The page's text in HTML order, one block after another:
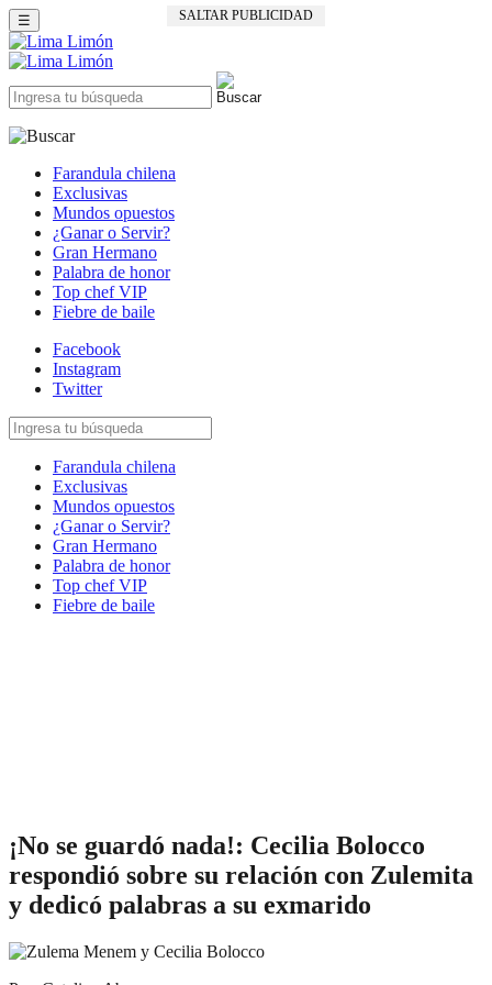
SALTAR PUBLICIDAD
☰
Farandula chilena
Exclusivas
Mundos opuestos
¿Ganar o Servir?
Gran Hermano
Palabra de honor
Top chef VIP
Fiebre de baile
Facebook
Instagram
Twitter
Farandula chilena
Exclusivas
Mundos opuestos
¿Ganar o Servir?
Gran Hermano
Palabra de honor
Top chef VIP
Fiebre de baile
¡No se guardó nada!: Cecilia Bolocco
respondió sobre su relación con Zulemita
y dedicó palabras a su exmarido